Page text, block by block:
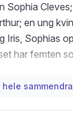
Sophia
en ung
Iris, Sophias
har femten
skarpe og
hele